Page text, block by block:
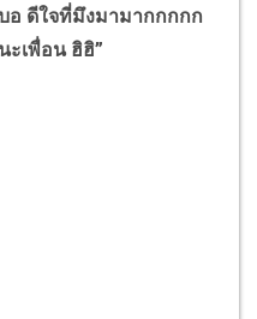
อ ดีใจที่มึงมามากกกกก
เพื่อน ฮิฮิ”